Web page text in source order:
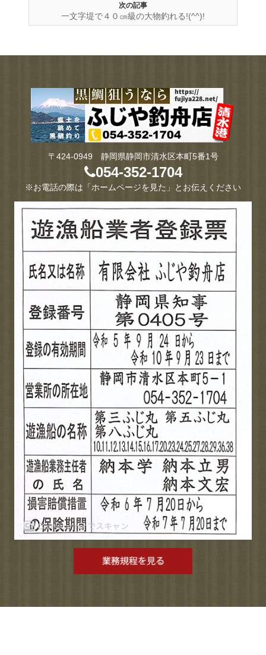
次の記事
一文字堤で４０㎝級の大物釣れる!(^^)!
〒424-0949 静岡県静岡市清水区本町5番1号
054-352-1704
※お電話の際は「ホームページを見た」とお伝えください